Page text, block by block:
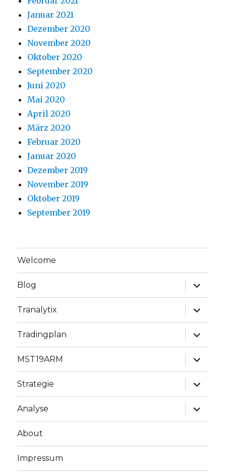
Januar 2021
Dezember 2020
November 2020
Oktober 2020
September 2020
Juni 2020
Mai 2020
April 2020
März 2020
Februar 2020
Januar 2020
Dezember 2019
November 2019
Oktober 2019
September 2019
Welcome
Blog
Tranalytix
Tradingplan
MST19ARM
Strategie
Analyse
About
Impressum